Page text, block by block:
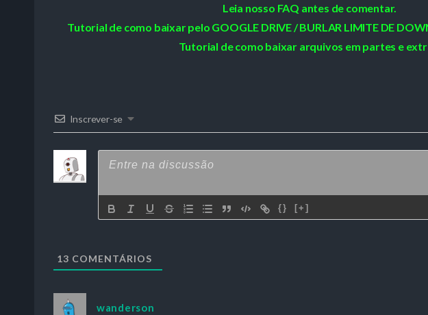
Leia nosso FAQ antes de comentar.
Tutorial de como baixar pelo GOOGLE DRIVE / BURLAR LIMITE DE
Tutorial de como baixar arquivos em partes e
Inscrever-se
{} [+]
13 COMENTÁRIOS
wanderson